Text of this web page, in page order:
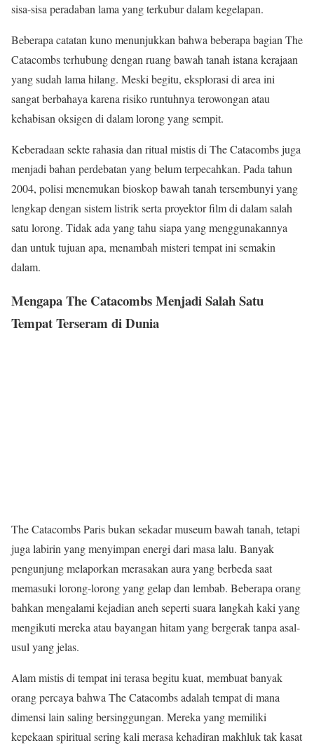
sisa-sisa peradaban lama yang terkubur dalam kegelapan.
Beberapa catatan kuno menunjukkan bahwa beberapa bagian The
Catacombs terhubung dengan ruang bawah tanah istana kerajaan
yang sudah lama hilang. Meski begitu, eksplorasi di area ini
sangat berbahaya karena risiko runtuhnya terowongan atau
kehabisan oksigen di dalam lorong yang sempit.
Keberadaan sekte rahasia dan ritual mistis di The Catacombs juga
menjadi bahan perdebatan yang belum terpecahkan. Pada tahun
2004, polisi menemukan bioskop bawah tanah tersembunyi yang
lengkap dengan sistem listrik serta proyektor film di dalam salah
satu lorong. Tidak ada yang tahu siapa yang menggunakannya
dan untuk tujuan apa, menambah misteri tempat ini semakin
dalam.
Mengapa The Catacombs Menjadi Salah Satu
Tempat Terseram di Dunia
The Catacombs Paris bukan sekadar museum bawah tanah, tetapi
juga labirin yang menyimpan energi dari masa lalu. Banyak
pengunjung melaporkan merasakan aura yang berbeda saat
memasuki lorong-lorong yang gelap dan lembab. Beberapa orang
bahkan mengalami kejadian aneh seperti suara langkah kaki yang
mengikuti mereka atau bayangan hitam yang bergerak tanpa asal-
usul yang jelas.
Alam mistis di tempat ini terasa begitu kuat, membuat banyak
orang percaya bahwa The Catacombs adalah tempat di mana
dimensi lain saling bersinggungan. Mereka yang memiliki
kepekaan spiritual sering kali merasa kehadiran makhluk tak kasat